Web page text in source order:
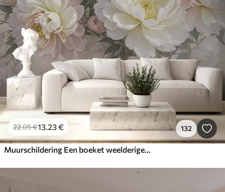
22.05€13.23€ 132
Muurschildering Een boeket weelderige, pastelkleurige pioenrozen en andere bloemen tegen een zachte, onscherpe achtergrond